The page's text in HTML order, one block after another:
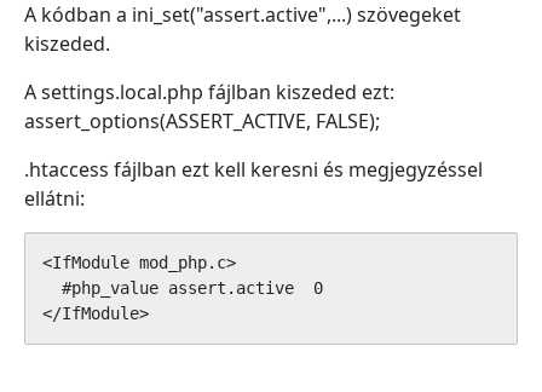
A kódban a ini_set("assert.active",...) szövegeket
kiszeded.
A settings.local.php fájlban kiszeded ezt:
assert_options(ASSERT_ACTIVE, FALSE);
.htaccess fájlban ezt kell keresni és megjegyzéssel
ellátni:
<IfModule mod_php.c>
  #php_value assert.active  0
</IfModule>